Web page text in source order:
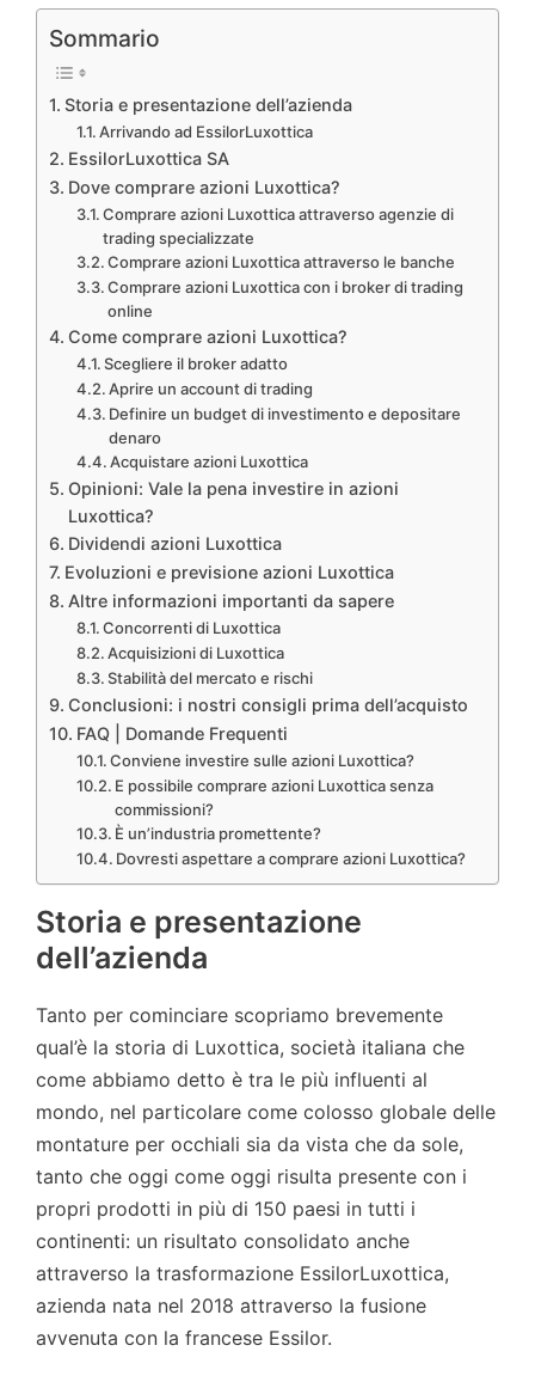
Sommario
Storia e presentazione dell’azienda
Arrivando ad EssilorLuxottica
EssilorLuxottica SA
Dove comprare azioni Luxottica?
Comprare azioni Luxottica attraverso agenzie di
trading specializzate
Comprare azioni Luxottica attraverso le banche
Comprare azioni Luxottica con i broker di trading
online
Come comprare azioni Luxottica?
Scegliere il broker adatto
Aprire un account di trading
Definire un budget di investimento e depositare
denaro
Acquistare azioni Luxottica
Opinioni: Vale la pena investire in azioni
Luxottica?
Dividendi azioni Luxottica
Evoluzioni e previsione azioni Luxottica
Altre informazioni importanti da sapere
Concorrenti di Luxottica
Acquisizioni di Luxottica
Stabilità del mercato e rischi
Conclusioni: i nostri consigli prima dell’acquisto
FAQ | Domande Frequenti
Conviene investire sulle azioni Luxottica?
E possibile comprare azioni Luxottica senza
commissioni?
È un’industria promettente?
Dovresti aspettare a comprare azioni Luxottica?
Storia e presentazione
dell’azienda
Tanto per cominciare scopriamo brevemente
qual’è la storia di Luxottica, società italiana che
come abbiamo detto è tra le più influenti al
mondo, nel particolare come colosso globale delle
montature per occhiali sia da vista che da sole,
tanto che oggi come oggi risulta presente con i
propri prodotti in più di 150 paesi in tutti i
continenti: un risultato consolidato anche
attraverso la trasformazione EssilorLuxottica,
azienda nata nel 2018 attraverso la fusione
avvenuta con la francese Essilor.